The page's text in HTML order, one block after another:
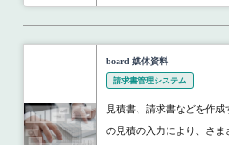
board 媒体資料
請求書管理システム
見積書、請求書などを作
の見積の入力により、さま